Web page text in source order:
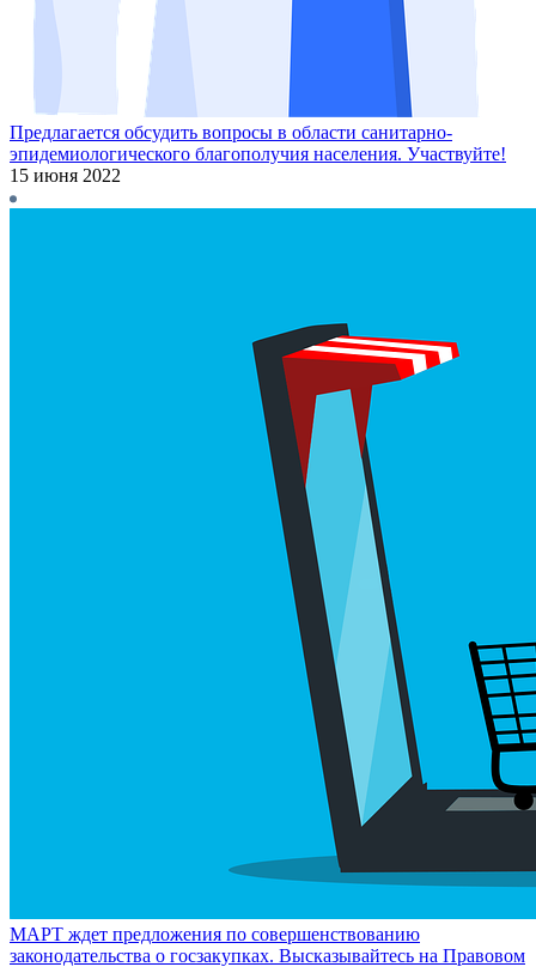
Предлагается обсудить вопросы в области санитарно-
эпидемиологического благополучия населения. Участвуйте!
15 июня 2022
МАРТ ждет предложения по совершенствованию
законодательства о госзакупках. Высказывайтесь на Правовом